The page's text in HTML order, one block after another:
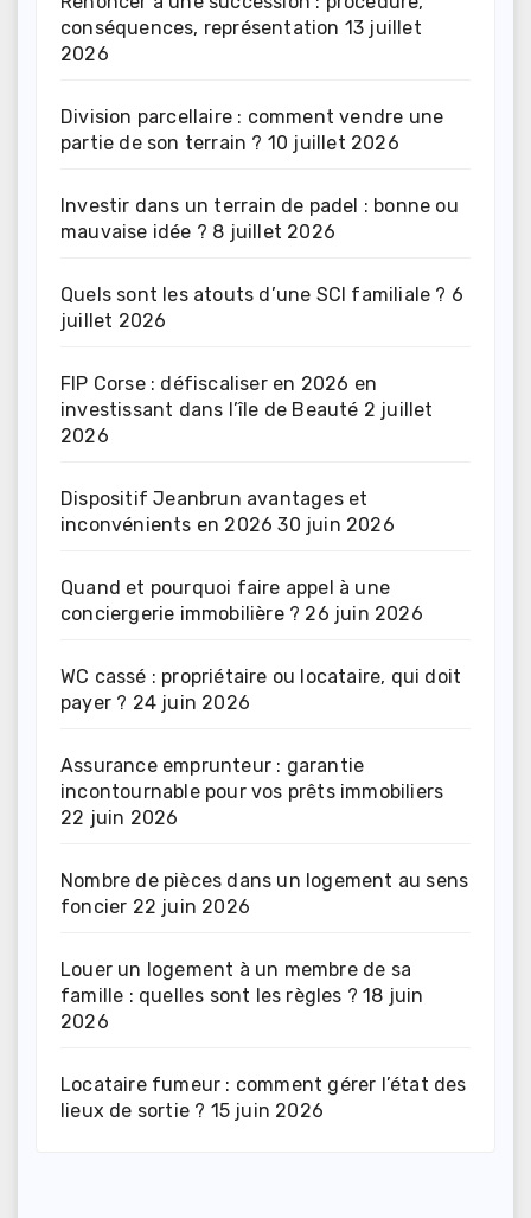
conséquences, représentation 13 juillet
2026
Division parcellaire : comment vendre une
partie de son terrain ? 10 juillet 2026
Investir dans un terrain de padel : bonne ou
mauvaise idée ? 8 juillet 2026
Quels sont les atouts d’une SCI familiale ? 6
juillet 2026
FIP Corse : défiscaliser en 2026 en
investissant dans l’île de Beauté 2 juillet
2026
Dispositif Jeanbrun avantages et
inconvénients en 2026 30 juin 2026
Quand et pourquoi faire appel à une
conciergerie immobilière ? 26 juin 2026
WC cassé : propriétaire ou locataire, qui doit
payer ? 24 juin 2026
Assurance emprunteur : garantie
incontournable pour vos prêts immobiliers
22 juin 2026
Nombre de pièces dans un logement au sens
foncier 22 juin 2026
Louer un logement à un membre de sa
famille : quelles sont les règles ? 18 juin
2026
Locataire fumeur : comment gérer l’état des
lieux de sortie ? 15 juin 2026